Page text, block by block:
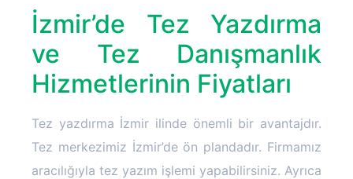
İzmir’de Tez Yazdırma
ve Tez Danışmanlık
Hizmetlerinin Fiyatları
Tez yazdırma İzmir ilinde önemli bir avantajdır.
Tez merkezimiz İzmir’de ön plandadır. Firmamız
aracılığıyla tez yazım işlemi yapabilirsiniz. Ayrıca